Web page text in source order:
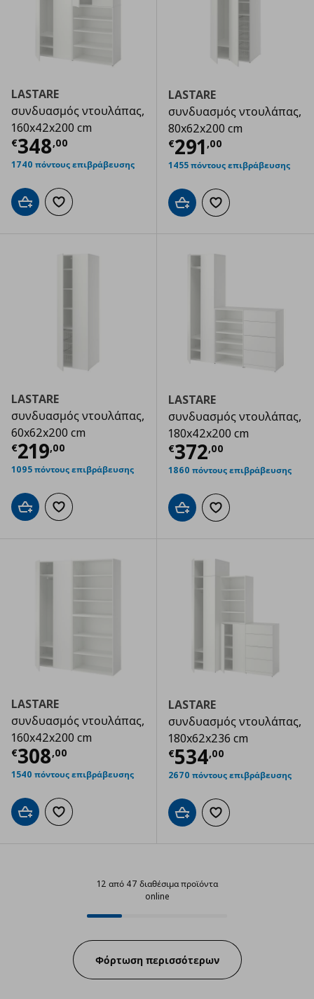
LASTARE
συνδυασμός ντουλάπας,
160x42x200 cm
€348,00
Τρέχουσα τιμή € 348,00
1740 πόντους επιβράβευσης
Προσθήκη στο καλάθι
Προσθήκη στα αγαπημένα
LASTARE
συνδυασμός ντουλάπας,
80x62x200 cm
€291 ,00
Τρέχουσα
1455 πόντους επιβράβευσης
Προσθήκη στο καλάθι
Προσθήκη στα
LASTARE
συνδυασμός ντουλάπας,
60x62x200 cm
€219,00
Τρέχουσα τιμή € 219,00
1095 πόντους επιβράβευσης
Προσθήκη στο καλάθι
Προσθήκη στα αγαπημένα
LASTARE
συνδυασμός ντουλάπας,
180x42x200 cm
€372,00
Τρέχουσα
1860 πόντους επιβράβευσης
Προσθήκη στο καλάθι
Προσθήκη στα
LASTARE
συνδυασμός ντουλάπας,
160x42x200 cm
€308,00
Τρέχουσα τιμή € 308,00
1540 πόντους επιβράβευσης
Προσθήκη στο καλάθι
Προσθήκη στα αγαπημένα
LASTARE
συνδυασμός ντουλάπας,
180x62x236 cm
€534,00
Τρέχουσα
2670 πόντους επιβράβευσης
Προσθήκη στο καλάθι
Προσθήκη στα
12 από 47 διαθέσιμα προϊόντα
online
12 από 47 διαθέσιμα προϊόντα
Progress:
Φόρτωση περισσότερων